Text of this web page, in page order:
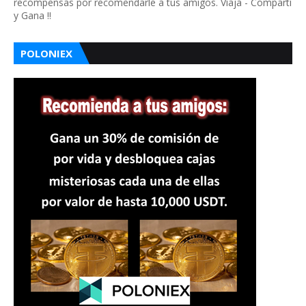
y Gana !!
POLONIEX